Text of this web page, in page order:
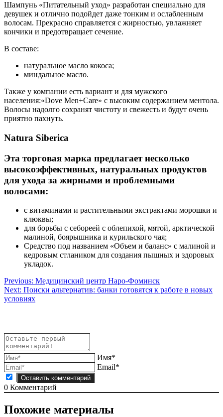
Шампунь «Питательный уход» разработан специально для
девушек и отлично подойдет даже тонким и ослабленным
волосам. Прекрасно справляется с жирностью, увлажняет
кончики и предотвращает сечение.
В составе:
натуральное масло кокоса;
миндальное масло.
Также у компании есть вариант и для мужского
населения:«Dove Men+Care» с высоким содержанием ментола.
Волосы надолго сохранят чистоту и свежесть и будут очень
приятно пахнуть.
Natura Siberica
Эта торговая марка предлагает несколько
высокоэффективных, натуральных продуктов
для ухода за жирными и проблемными
волосами:
с витаминами и растительными экстрактами морошки и
клюквы;
для борьбы с себореей с облепихой, мятой, арктической
малиной, боярышника и курильского чая;
Средство под названием «Объем и баланс» с малиной и
кедровым стлаником для создания пышных и здоровых
укладок.
Навигация
по
Previous: Медицинский центр Наро-Фоминск
Next: Поиски альтернатив: банки готовятся к работе в новых
условиях
Имя*
Email*
0 Комментарий
Похожие материалы